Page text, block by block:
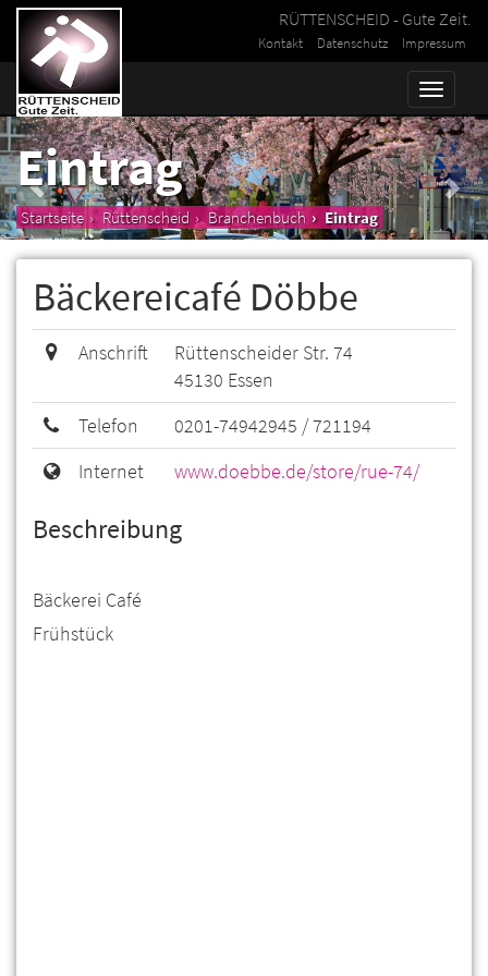
RÜTTENSCHEID - Gute Zeit.
Kontakt Datenschutz Impressum
Toggle
Eintrag
Startseite Rüttenscheid Branchenbuch Eintrag
Bäckereicafé Döbbe
Anschrift
Rüttenscheider Str. 74
45130 Essen
Telefon
0201-74942945 / 721194
Internet
www.doebbe.de/store/rue-74/
Beschreibung
Bäckerei Café
Frühstück